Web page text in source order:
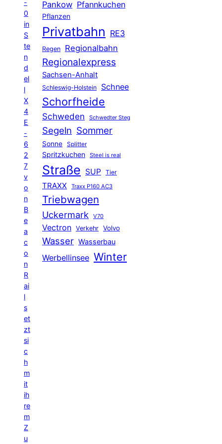
-
0
in
S
te
n
d
el
l
X
4
E
-
6
2
7
v
o
n
B
e
a
c
o
n
R
ai
l
s
et
zt
si
c
h
m
it
ih
re
m
Z
u
Pankow Pfannkuchen
Pflanzen
Privatbahn RE3
Regen Regionalbahn
Regionalexpress
Sachsen-Anhalt
Schleswig-Holstein Schnee
Schorfheide
Schweden Schwedter Steg
Segeln Sommer
Sonne Splitter
Spritzkuchen Steel is real
Straße SUP Tier
TRAXX Traxx P160 AC3
Triebwagen
Uckermark V70
Vectron Verkehr Volvo
Wasser Wasserbau
Werbellinsee Winter